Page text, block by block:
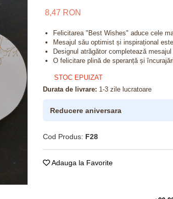
8,47 RON
Felicitarea "Best Wishes" aduce cele
Mesajul său optimist și inspirațional
Designul atrăgător completează
O felicitare plină de speranță și
STOC EPUIZAT
Durata de livrare: 1-3 zile lucratoare
Reducere aniversara
Cod Produs: F28
Adauga la Favorite